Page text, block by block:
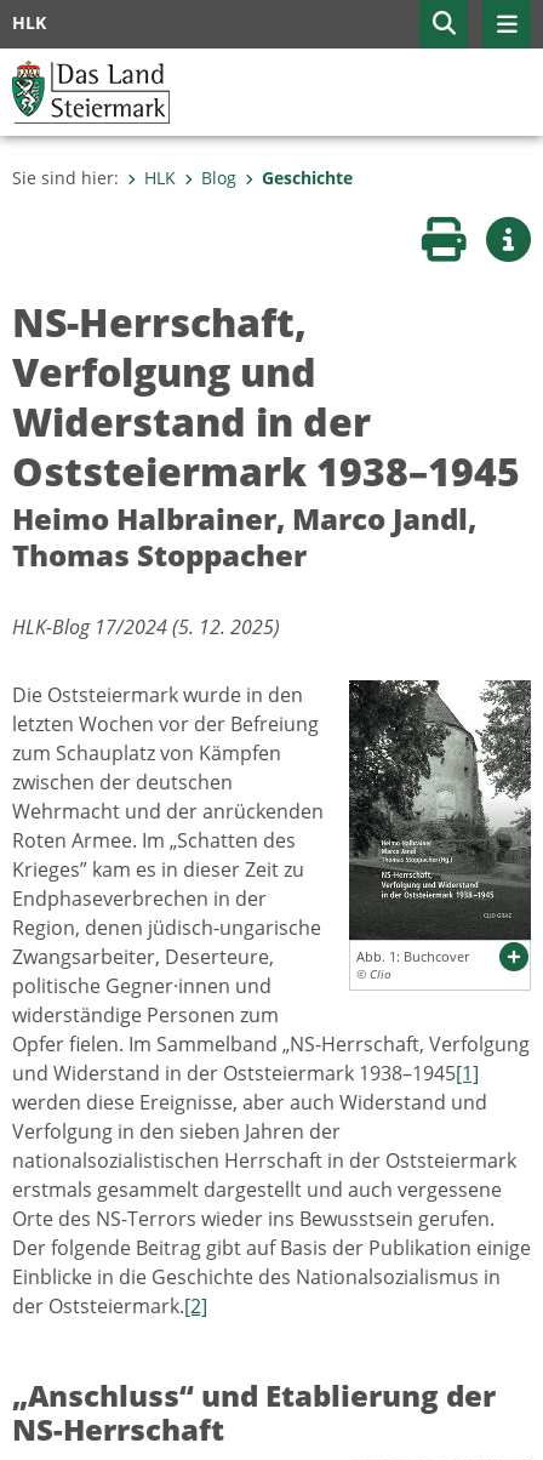
HLK
Sie sind hier: HLK Blog Geschichte
Seite
NS-Herrschaft,
Verfolgung und
Widerstand in der
Oststeiermark 1938–1945
Heimo Halbrainer, Marco Jandl,
Thomas Stoppacher
HLK-Blog 17/2024 (5. 12. 2025)
Abb. 1: Buchcover
© Clio
Die Oststeiermark wurde in den
letzten Wochen vor der Befreiung
zum Schauplatz von Kämpfen
zwischen der deutschen
Wehrmacht und der anrückenden
Roten Armee. Im „Schatten des
Krieges” kam es in dieser Zeit zu
Endphaseverbrechen in der
Region, denen jüdisch-ungarische
Zwangsarbeiter, Deserteure,
politische Gegner·innen und
widerständige Personen zum
Opfer fielen. Im Sammelband „NS-Herrschaft, Verfolgung
und Widerstand in der Oststeiermark 1938–1945[1]
werden diese Ereignisse, aber auch Widerstand und
Verfolgung in den sieben Jahren der
nationalsozialistischen Herrschaft in der Oststeiermark
erstmals gesammelt dargestellt und auch vergessene
Orte des NS-Terrors wieder ins Bewusstsein gerufen.
Der folgende Beitrag gibt auf Basis der Publikation einige
Einblicke in die Geschichte des Nationalsozialismus in
der Oststeiermark.[2]
„Anschluss“ und Etablierung der
NS-Herrschaft